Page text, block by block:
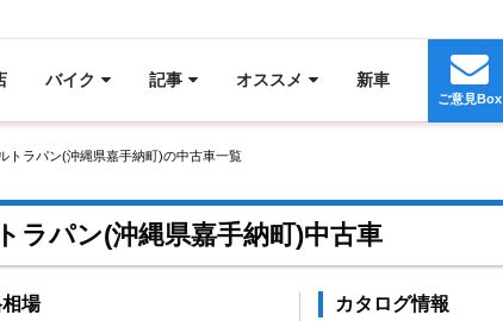
バイク 記事 オススメ 新車
ご意見Box
トラパン(沖縄県嘉手納町)の中古車一覧
ラパン(沖縄県嘉手納町)中古車
場 カタログ情報